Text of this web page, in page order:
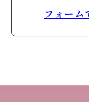
フォーム